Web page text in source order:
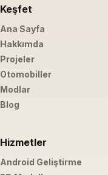
Keşfet
Ana Sayfa
Hakkımda
Projeler
Otomobiller
Modlar
Blog
Hizmetler
Android Geliştirme